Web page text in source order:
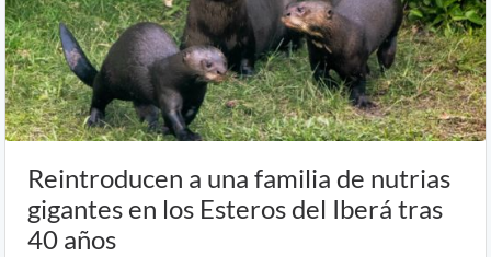
Reintroducen a una familia de nutrias
gigantes en los Esteros del Iberá tras
40 años